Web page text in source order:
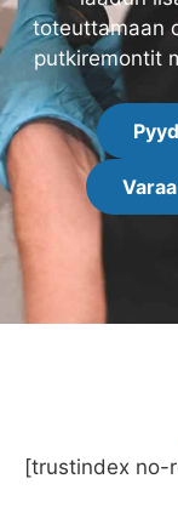
toteuttamaan
putkiremontit
[trustindex no-